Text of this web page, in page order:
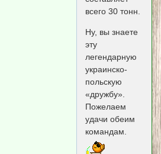
всего 30 тонн.
Ну, вы знаете
эту
легендарную
украинско-
польскую
«дружбу».
Пожелаем
удачи обеим
командам.